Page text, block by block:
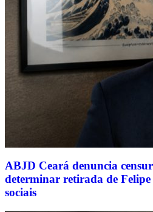
ABJD Ceará denuncia
determinar retirada de
sociais